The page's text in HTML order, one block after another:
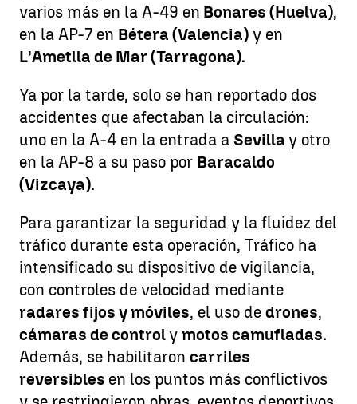
varios más en la A-49 en Bonares (Huelva),
en la AP-7 en Bétera (Valencia) y en
L’Ametlla de Mar (Tarragona).
Ya por la tarde, solo se han reportado dos
accidentes que afectaban la circulación:
uno en la A-4 en la entrada a Sevilla y otro
en la AP-8 a su paso por Baracaldo
(Vizcaya).
Para garantizar la seguridad y la fluidez del
tráfico durante esta operación, Tráfico ha
intensificado su dispositivo de vigilancia,
con controles de velocidad mediante
radares fijos y móviles, el uso de drones,
cámaras de control y motos camufladas.
Además, se habilitaron carriles
reversibles en los puntos más conflictivos